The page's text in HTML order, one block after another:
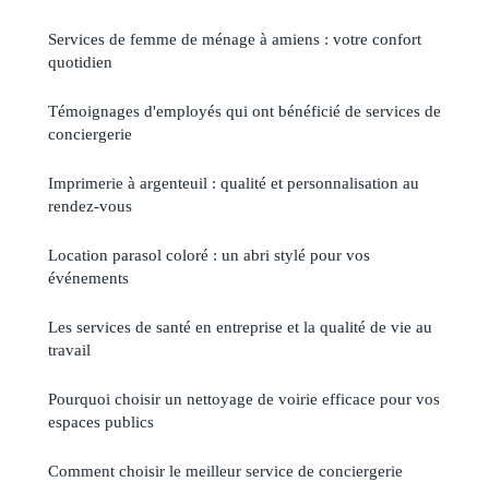
Services de femme de ménage à amiens : votre confort
quotidien
Témoignages d'employés qui ont bénéficié de services de
conciergerie
Imprimerie à argenteuil : qualité et personnalisation au
rendez-vous
Location parasol coloré : un abri stylé pour vos
événements
Les services de santé en entreprise et la qualité de vie au
travail
Pourquoi choisir un nettoyage de voirie efficace pour vos
espaces publics
Comment choisir le meilleur service de conciergerie